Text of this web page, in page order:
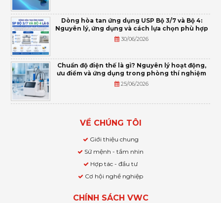
Dòng hòa tan ứng dụng USP Bộ 3/7 và Bộ 4:
Nguyên lý, ứng dụng và cách lựa chọn phù hợp
30/06/2026
Chuẩn độ điện thế là gì? Nguyên lý hoạt động,
ưu điểm và ứng dụng trong phòng thí nghiệm
25/06/2026
VỀ CHÚNG TÔI
Giới thiệu chung
Sứ mệnh - tầm nhìn
Hợp tác - đầu tư
Cơ hội nghề nghiệp
CHÍNH SÁCH VWC